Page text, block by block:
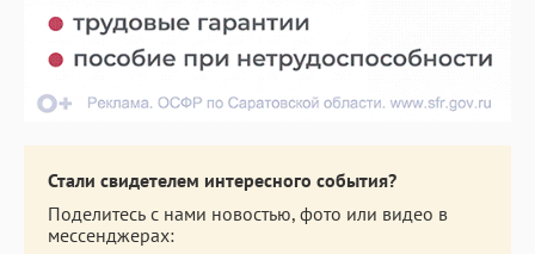
Стали свидетелем интересного события?
Поделитесь с нами новостью, фото или видео в
мессенджерах: